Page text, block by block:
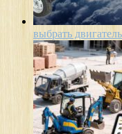
выбрать